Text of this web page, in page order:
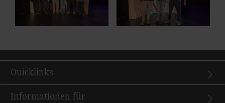
Quicklinks
Informationen für